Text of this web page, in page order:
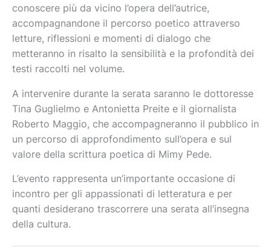
conoscere più da vicino l’opera dell’autrice,
accompagnandone il percorso poetico attraverso
letture, riflessioni e momenti di dialogo che
metteranno in risalto la sensibilità e la profondità dei
testi raccolti nel volume.
A intervenire durante la serata saranno le dottoresse
Tina Guglielmo e Antonietta Preite e il giornalista
Roberto Maggio, che accompagneranno il pubblico in
un percorso di approfondimento sull’opera e sul
valore della scrittura poetica di Mimy Pede.
L’evento rappresenta un’importante occasione di
incontro per gli appassionati di letteratura e per
quanti desiderano trascorrere una serata all’insegna
della cultura.